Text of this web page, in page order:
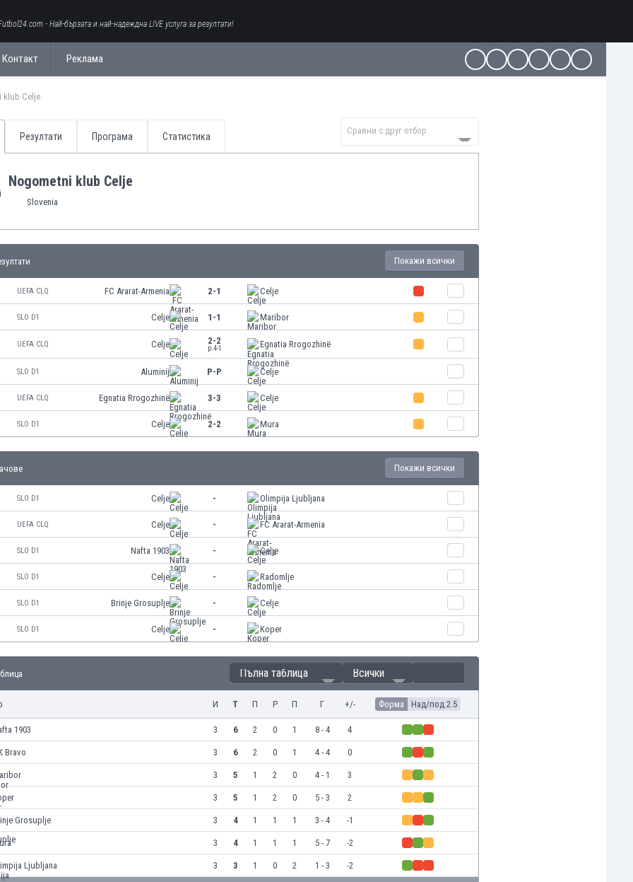
- Най-бързата и най-надеждна LIVE услуга за резултати!
Контакт Реклама
klub Celje
Резултати Програма Статистика
Сравни с друг отбор
Nogometni klub Celje
Slovenia
Покажи всички
UEFA CLQ FC Ararat-Armenia 2-1 Celje
SLO D1 Celje 1-1 Maribor
UEFA CLQ Celje 2-2
p.4-1 Egnatia Rrogozhinë
SLO D1 Aluminij P-P Celje
UEFA CLQ Egnatia Rrogozhinë 3-3 Celje
SLO D1 Celje 2-2 Mura
Покажи всички
SLO D1 Celje - Olimpija Ljubljana
UEFA CLQ Celje - FC Ararat-Armenia
SLO D1 Nafta 1903 - Celje
SLO D1 Celje - Radomlje
SLO D1 Brinje Grosuplje - Celje
SLO D1 Celje - Koper
Пълна таблица Всички
И Т П Р П Г +/- Форма Над/под 2.5
1903 3 6 2 0 1 8 - 4 4
Bravo 3 6 2 0 1 4 - 4 0
3 5 1 2 0 4 - 1 3
3 5 1 2 0 5 - 3 2
Grosuplje 3 4 1 1 1 3 - 4 -1
3 4 1 1 1 5 - 7 -2
Ljubljana 3 3 1 0 2 1 - 3 -2